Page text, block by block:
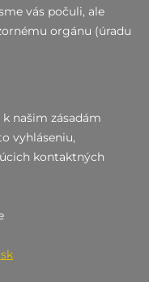
vás počuli, ale
orgánu (úradu
našim zásadám
vyhláseniu,
kontaktných